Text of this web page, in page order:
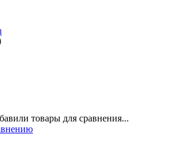
товары для сравнения...